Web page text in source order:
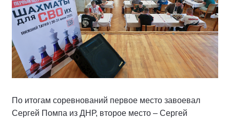
По итогам соревнований первое место завоевал
Сергей Помпа из ДНР, второе место – Сергей